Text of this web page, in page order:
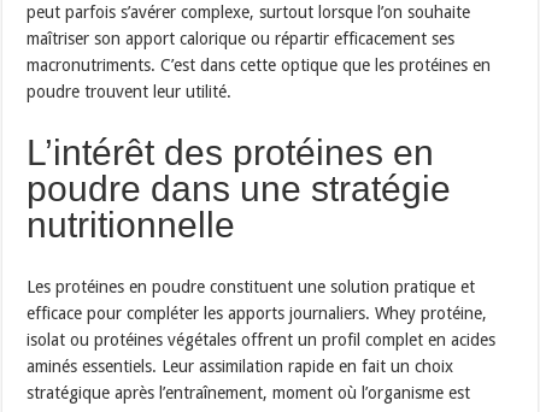
peut parfois s’avérer complexe, surtout lorsque l’on souhaite
maîtriser son apport calorique ou répartir efficacement ses
macronutriments. C’est dans cette optique que les protéines en
poudre trouvent leur utilité.
L’intérêt des protéines en
poudre dans une stratégie
nutritionnelle
Les protéines en poudre constituent une solution pratique et
efficace pour compléter les apports journaliers. Whey protéine,
isolat ou protéines végétales offrent un profil complet en acides
aminés essentiels. Leur assimilation rapide en fait un choix
stratégique après l’entraînement, moment où l’organisme est